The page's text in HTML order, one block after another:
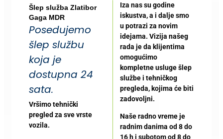
Šlep služba Zlatibor
Gaga MDR
Posedujemo
šlep službu
koja je
dostupna 24
sata.
Vršimo tehnički
pregled za sve vrste
vozila.
Iza nas su godine
iskustva, a i dalje smo
u potrazi za novim
idejama. Vizija našeg
rada je da klijentima
omogućimo
kompletne usluge šlep
službe i tehničkog
pregleda, kojima će biti
zadovoljni.
Naše radno vreme je
radnim danima od 8 do
16 h i subotom od 8 do